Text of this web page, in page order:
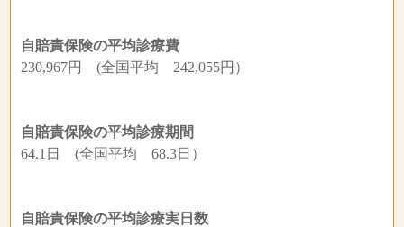
自賠責保険の平均診療費
230,967円 (全国平均 242,055円）
自賠責保険の平均診療期間
64.1日 (全国平均 68.3日）
自賠責保険の平均診療実日数